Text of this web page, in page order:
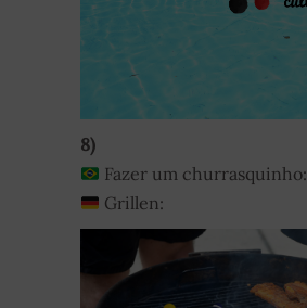
8)
Fazer um churrasquinho:
Grillen: